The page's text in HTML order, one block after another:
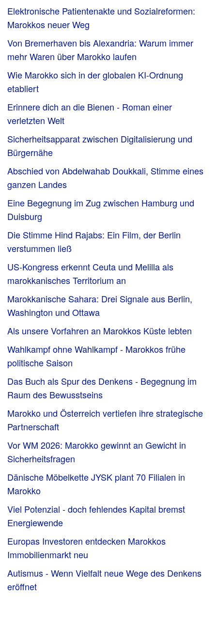
Elektronische Patientenakte und Sozialreformen:
Marokkos neuer Weg
Von Bremerhaven bis Alexandria: Warum immer
mehr Waren über Marokko laufen
Wie Marokko sich in der globalen KI-Ordnung
etabliert
Erinnere dich an die Bienen - Roman einer
verletzten Welt
Sicherheitsapparat zwischen Digitalisierung und
Bürgernähe
Abschied von Abdelwahab Doukkali, Stimme eines
ganzen Landes
Eine Begegnung im Zug zwischen Hamburg und
Duisburg
Die Stimme Hind Rajabs: Ein Film, der Berlin
verstummen ließ
US-Kongress erkennt Ceuta und Melilla als
marokkanisches Territorium an
Marokkanische Sahara: Drei Signale aus Berlin,
Washington und Ottawa
Als unsere Vorfahren an Marokkos Küste lebten
Wahlkampf ohne Wahlkampf - Marokkos frühe
politische Saison
Das Buch als Spur des Denkens - Begegnung im
Raum des Bewusstseins
Marokko und Österreich vertiefen ihre strategische
Partnerschaft
Vor WM 2026: Marokko gewinnt an Gewicht in
Sicherheitsfragen
Dänische Möbelkette JYSK plant 70 Filialen in
Marokko
Viel Potenzial - doch fehlendes Kapital bremst
Energiewende
Europas Investoren entdecken Marokkos
Immobilienmarkt neu
Autismus - Wenn Vielfalt neue Wege des Denkens
eröffnet